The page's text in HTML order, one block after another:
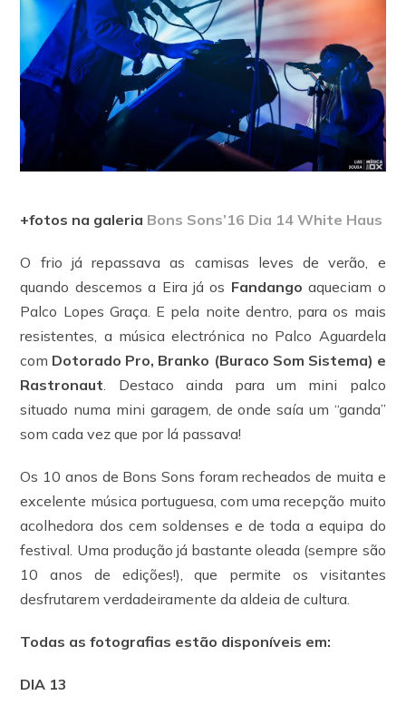
+fotos na galeria Bons Sons’16 Dia 14 White Haus
O frio já repassava as camisas leves de verão, e
quando descemos a Eira já os Fandango aqueciam o
Palco Lopes Graça. E pela noite dentro, para os mais
resistentes, a música electrónica no Palco Aguardela
com Dotorado Pro, Branko (Buraco Som Sistema) e
Rastronaut . Destaco ainda para um mini palco
situado numa mini garagem, de onde saía um “ganda”
som cada vez que por lá passava!
Os 10 anos de Bons Sons foram recheados de muita e
excelente música portuguesa, com uma recepção muito
acolhedora dos cem soldenses e de toda a equipa do
festival. Uma produção já bastante oleada (sempre são
10 anos de edições!), que permite os visitantes
desfrutarem verdadeiramente da aldeia de cultura.
Todas as fotografias estão disponíveis em:
DIA 13